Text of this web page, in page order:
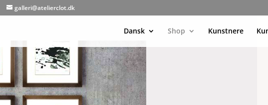
galleri@atelierclot.dk
Dansk Shop Kunstnere